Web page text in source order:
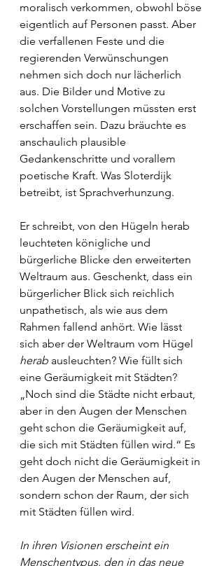
moralisch verkommen, obwohl böse
eigentlich auf Personen passt. Aber
die verfallenen Feste und die
regierenden Verwünschungen
nehmen sich doch nur lächerlich
aus. Die Bilder und Motive zu
solchen Vorstellungen müssten erst
erschaffen sein. Dazu bräuchte es
anschaulich plausible
Gedankenschritte und vorallem
poetische Kraft. Was Sloterdijk
betreibt, ist Sprachverhunzung.
Er schreibt, von den Hügeln herab
leuchteten königliche und
bürgerliche Blicke den erweiterten
Weltraum aus. Geschenkt, dass ein
bürgerlicher Blick sich reichlich
unpathetisch, als wie aus dem
Rahmen fallend anhört. Wie lässt
sich aber der Weltraum vom Hügel
herab ausleuchten? Wie füllt sich
eine Geräumigkeit mit Städten?
„Noch sind die Städte nicht erbaut,
aber in den Augen der Menschen
geht schon die Geräumigkeit auf,
die sich mit Städten füllen wird.“ Es
geht doch nicht die Geräumigkeit in
den Augen der Menschen auf,
sondern schon der Raum, der sich
mit Städten füllen wird.
In ihren Visionen erscheint ein
Menschentypus, den in das neue